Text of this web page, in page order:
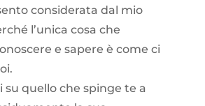
considerata dal mio
l’unica cosa che
e sapere è come ci
su quello che spinge te a